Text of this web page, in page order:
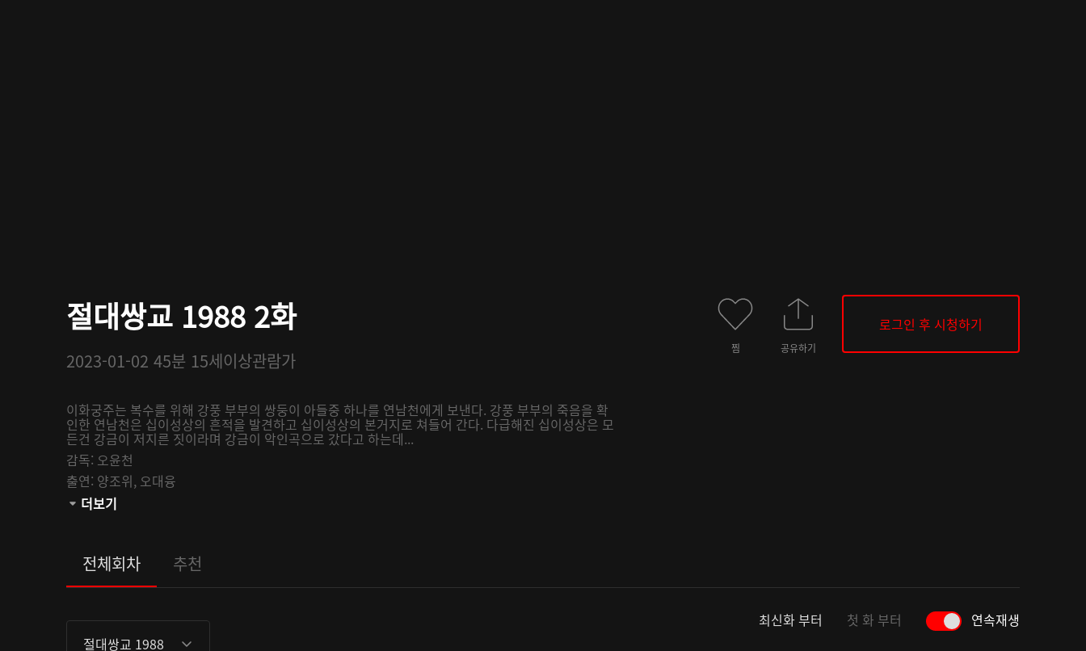
절대쌍교 1988 2화
2023-01-02 45분 15세이상관람가
이화궁주는 복수를 위해 강풍 부부의 쌍둥이 아들중 하나를 연남천에게 보낸다. 강풍 부부의 죽음을 확
인한 연남천은 십이성상의 흔적을 발견하고 십이성상의 본거지로 쳐들어 간다. 다급해진 십이성상은 모
든건 강금이 저지른 짓이라며 강금이 악인곡으로 갔다고 하는데...
감독: 오윤천
출연: 양조위, 오대융
관람등급:
더보기
찜 공유하기
로그인 후 시청하기
전체회차 추천
절대쌍교 1988
최신화 부터 첫 화 부터 연속재생